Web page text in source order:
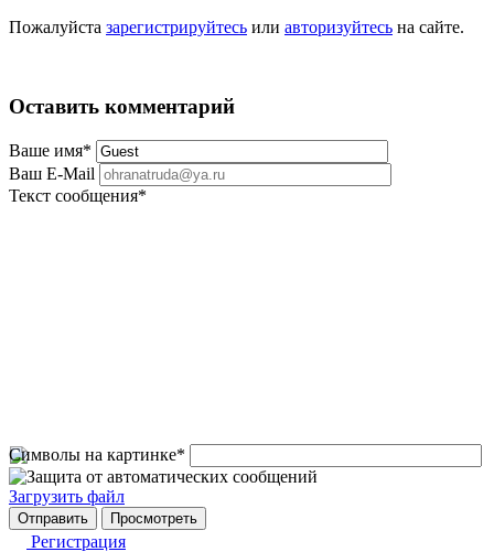
Пожалуйста зарегистрируйтесь или авторизуйтесь на сайте.
Оставить комментарий
Ваше имя*
Ваш E-Mail
Текст сообщения*
Символы на картинке*
Загрузить файл
Регистрация